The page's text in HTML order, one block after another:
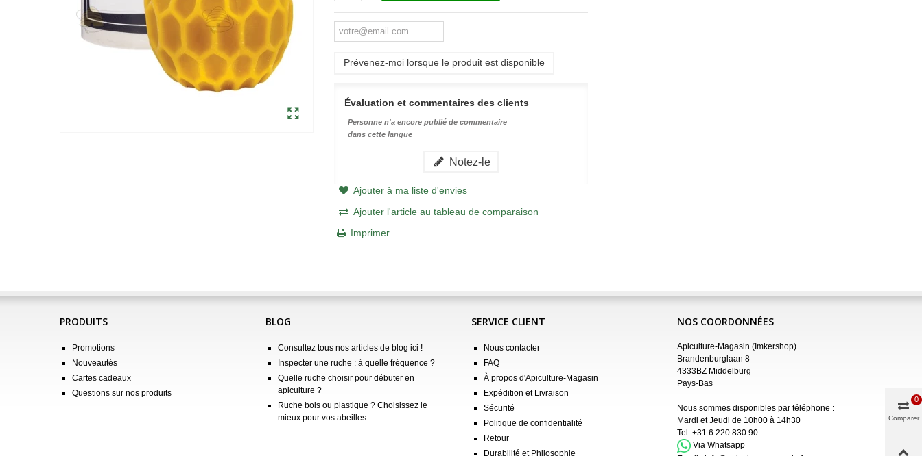
Prévenez-moi lorsque le produit est disponible
Évaluation et commentaires des clients
Personne n'a encore publié de commentaire
dans cette langue
Notez-le
Ajouter à ma liste d'envies
Ajouter l'article au tableau de comparaison
Imprimer
PRODUITS
Promotions
Nouveautés
Cartes cadeaux
Questions sur nos produits
BLOG
Consultez tous nos articles de blog ici !
Inspecter une ruche : à quelle fréquence ?
Quelle ruche choisir pour débuter en
apiculture ?
Ruche bois ou plastique ? Choisissez le
mieux pour vos abeilles
SERVICE CLIENT
Nous contacter
FAQ
À propos d'Apiculture-Magasin
Expédition et Livraison
Sécurité
Politique de confidentialité
Retour
Durabilité et Philosophie
NOS COORDONNÉES
Apiculture-Magasin (Imkershop)
Brandenburglaan 8
4333BZ Middelburg
Pays-Bas
Nous sommes disponibles par téléphone :
Mardi et Jeudi de 10h00 à 14h30
Tel: +31 6 220 830 90
Via Whatsapp
Comparer
0